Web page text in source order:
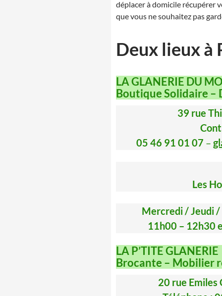
déplacer à domicile récupérer
que vous ne souhaitez pas
Deux lieux à
LA GLANERIE DU
Boutique Solidaire –
39 rue
05 46 91 01 07 –
Les
Mercredi / Jeudi /
11h00 – 12h30
LA P’TITE GLANERIE
Brocante – Mobilier
20 rue Emiles